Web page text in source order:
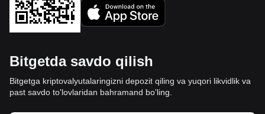
Bitgetda savdo qilish
Bitgetga kriptovalyutalaringizni depozit qiling va yuqori likvidlik va
past savdo to'lovlaridan bahramand bo'ling.